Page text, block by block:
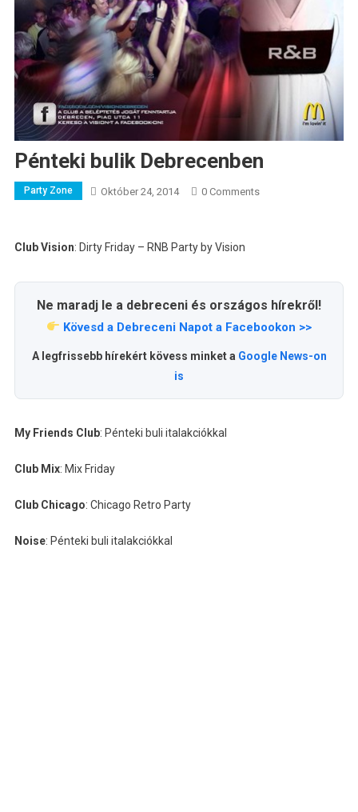
Pénteki bulik Debrecenben
Party Zone Október 24, 2014 0 Comments
Club Vision: Dirty Friday – RNB Party by Vision
Ne maradj le a debreceni és országos hírekről!
Kövesd a Debreceni Napot a Facebookon >>
A legfrissebb hírekért kövess minket a Google News-on
is
My Friends Club: Pénteki buli italakciókkal
Club Mix: Mix Friday
Club Chicago: Chicago Retro Party
Noise: Pénteki buli italakciókkal